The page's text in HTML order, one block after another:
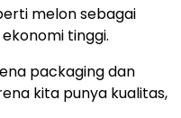
melon sebagai
tinggi.
packaging dan
kita punya kualitas,